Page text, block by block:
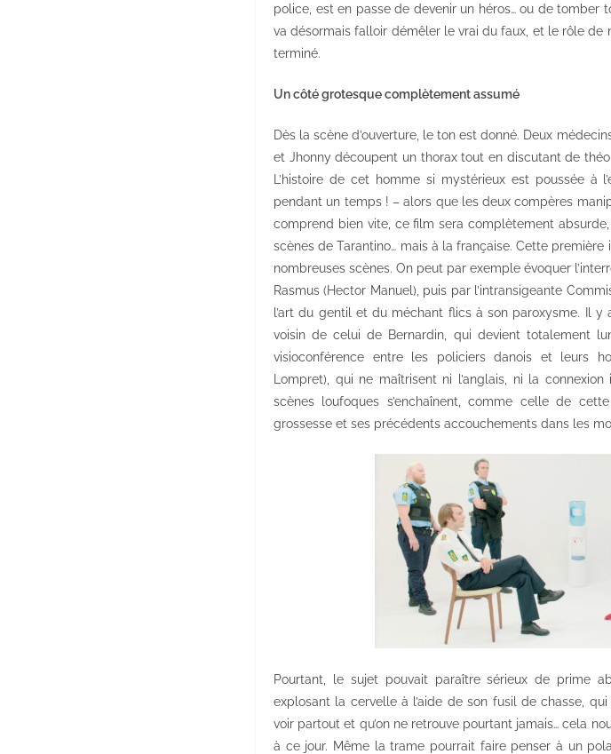
police, est en passe de devenir un héros… ou de tomber
va désormais falloir démêler le vrai du faux, et le rôle de
terminé.
Un côté grotesque complètement assumé
Dès la scène d’ouverture, le ton est donné. Deux
et Jhonny découpent un thorax tout en discutant de
L’histoire de cet homme si mystérieux est poussée à
pendant un temps ! – alors que les deux compères
comprend bien vite, ce film sera complètement
scènes de Tarantino… mais à la française. Cette
nombreuses scènes. On peut par exemple évoquer
Rasmus (Hector Manuel), puis par l’intransigeante
l’art du gentil et du méchant flics à son paroxysme. Il
voisin de celui de Bernardin, qui devient totalement
visioconférence entre les policiers danois et leurs
Lompret), qui ne maîtrisent ni l’anglais, ni la
scènes loufoques s’enchaînent, comme celle de
grossesse et ses précédents accouchements dans les
Pourtant, le sujet pouvait paraître sérieux de prime
explosant la cervelle à l’aide de son fusil de chasse,
voir partout et qu’on ne retrouve pourtant jamais… cela
à ce jour. Même la trame pourrait faire penser à un